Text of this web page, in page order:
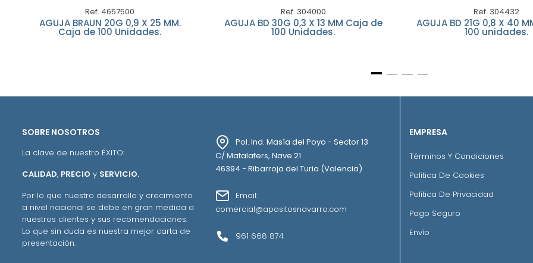
Ref. 4657500
AGUJA BRAUN 20G 0,9 X 25 MM.
Caja de 100 Unidades.
Ref. 304000
AGUJA BD 30G 0,3 X 13 MM Caja de
100 Unidades.
Ref. 304432
AGUJA BD 21G 0,8 X 40
100 unidades.
SOBRE NOSOTROS
La clave de nuestro ÉXITO:
CALIDAD, PRECIO y SERVICIO.
Por lo que nuestro desarrollo y crecimiento
a nivel nacional se debe en gran medida a
nuestros clientes y sus recomendaciones.
Lo que sin duda es nuestra mejor carta de
presentación.
Pol. Ind. Masía del Poyo - Sector 13
C/ Matalafers, Nave 21
46394 - Ribarroja del Turia (Valencia)
Email:
comercial@apositosnavarro.com
961 668 874
EMPRESA
Términos Y Condiciones
Política De Cookies
Política De Privacidad
Pago Seguro
Envío